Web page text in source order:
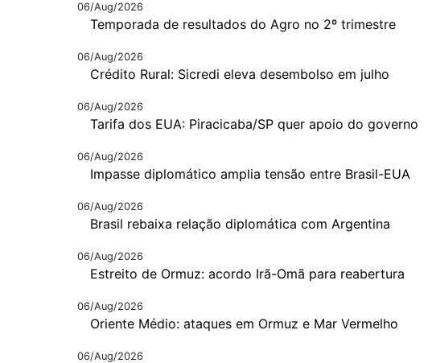
06/Aug/2026
Temporada de resultados do Agro no 2º trimestre
06/Aug/2026
Crédito Rural: Sicredi eleva desembolso em julho
06/Aug/2026
Tarifa dos EUA: Piracicaba/SP quer apoio do governo
06/Aug/2026
Impasse diplomático amplia tensão entre Brasil-EUA
06/Aug/2026
Brasil rebaixa relação diplomática com Argentina
06/Aug/2026
Estreito de Ormuz: acordo Irã-Omã para reabertura
06/Aug/2026
Oriente Médio: ataques em Ormuz e Mar Vermelho
06/Aug/2026